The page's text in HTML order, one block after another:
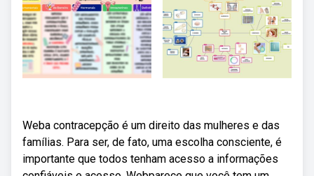
Weba contracepção é um direito das mulheres e das
famílias. Para ser, de fato, uma escolha consciente, é
importante que todos tenham acesso a informações